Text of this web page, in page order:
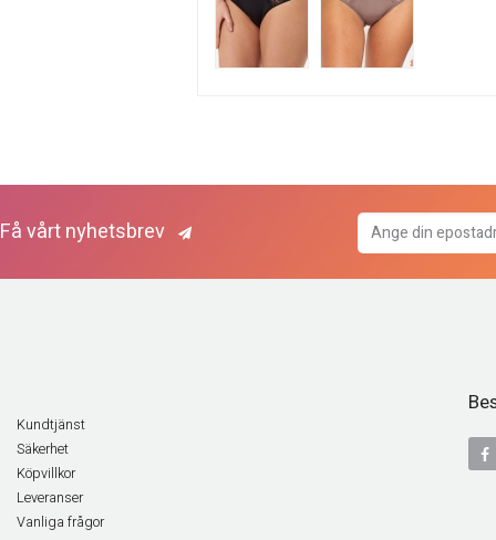
Få vårt nyhetsbrev
Kundtjänst
Säkerhet
Köpvillkor
Leveranser
Vanliga frågor